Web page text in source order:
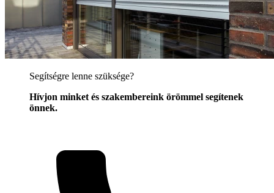
Segítségre lenne szüksége?
Hívjon minket és szakembereink örömmel segítenek
önnek.